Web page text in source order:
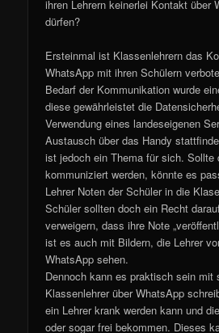
ihren Lehrern keinerlei Kontakt über
dürfen?
Ersteinmal ist Klassenlehrern das
WhatsApp mit ihren Schülern
Bedarf der Kommunikation wurde
diese gewährleistet die
Verwendung eines landeseigenen
Austausch über das Handy
ist jedoch ein Thema für sich. Sollte
kommuniziert werden, könnte es
Lehrer Noten der Schüler in die
Schüler sollten doch ein Recht
verweigern, dass ihre Note
ist es auch mit Bildern, die Lehrer
WhatsApp sehen.
Dennoch kann es praktisch sein mit
Klassenlehrer über WhatsApp
ein Lehrer krank werden kann und
oder sogar frei bekommen. Dieses